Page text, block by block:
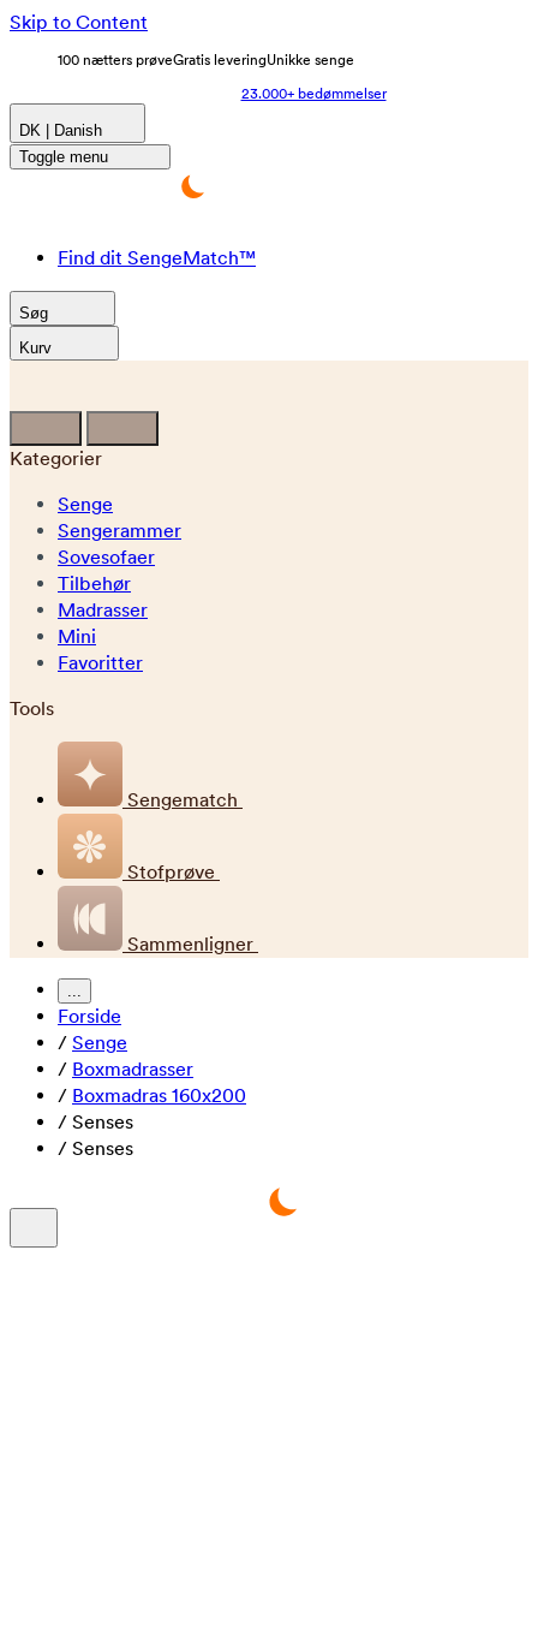
Skip to Content
100 nætters prøveGratis leveringUnikke senge
23.000+ bedømmelser
DK | Danish
Toggle menu
Find dit SengeMatch™
Søg
Kurv
Kategorier
Senge
Sengerammer
Sovesofaer
Tilbehør
Madrasser
Mini
Favoritter
Tools
Sengematch
Stofprøve
Sammenligner
...
Forside
/ Senge
/ Boxmadrasser
/ Boxmadras 160x200
/ Senses
/ Senses